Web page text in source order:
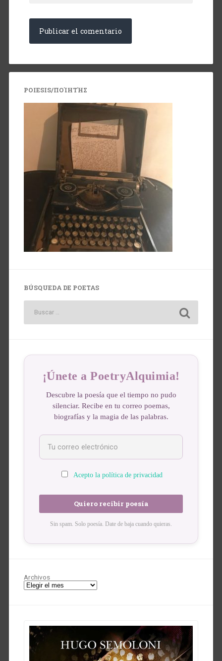
POIESIS/ΠΟΊΗΤΉΣ
BÚSQUEDA DE POETAS
¡Únete a PoetryAlquimia!
Descubre la poesía que el tiempo no pudo
silenciar. Recibe en tu correo poemas,
biografías y la magia de las palabras.
Acepto la política de privacidad
Sin spam. Solo poesía. Date de baja cuando quieras.
Archivos